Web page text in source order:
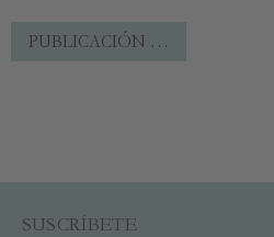
PUBLICACIÓN ANTERIOR
SUSCRÍBETE